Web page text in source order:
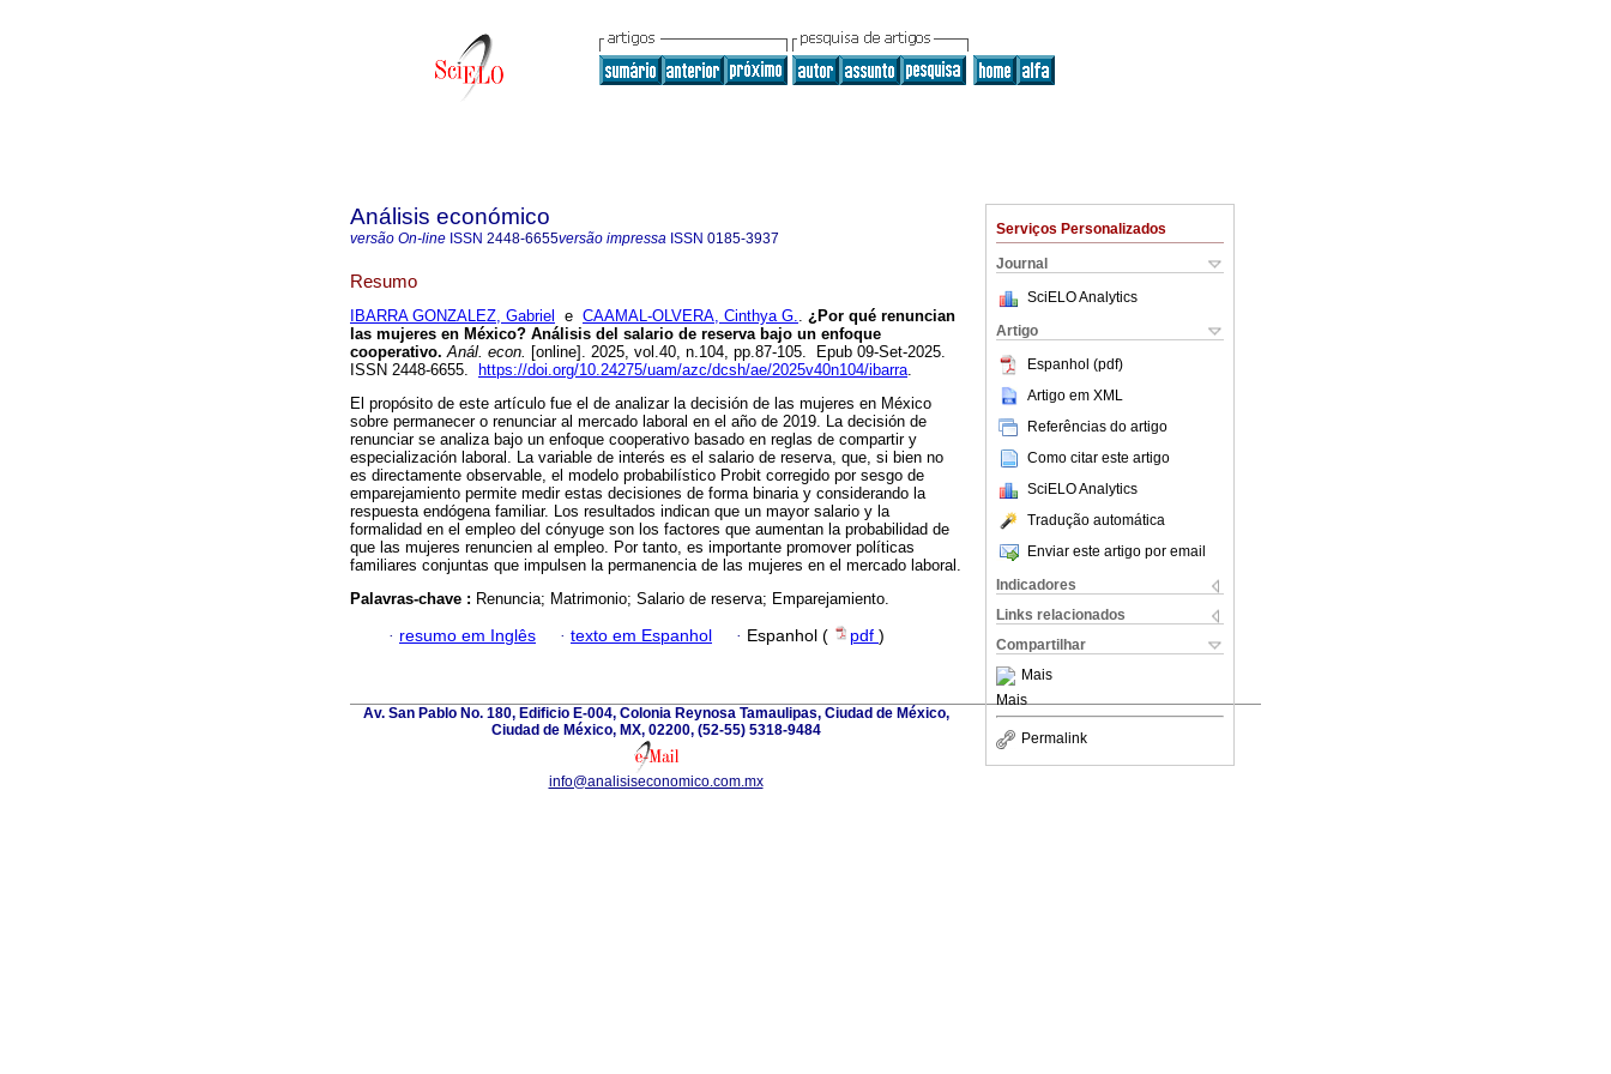
Serviços Personalizados
Journal
SciELO Analytics
Artigo
Espanhol (pdf)
Artigo em XML
Referências do artigo
Como citar este artigo
SciELO Analytics
Tradução automática
Enviar este artigo por email
Indicadores
Links relacionados
Compartilhar
Mais
Mais
Permalink
Análisis económico
versão On-line ISSN 2448-6655versão impressa ISSN 0185-3937
Resumo
IBARRA GONZALEZ, Gabriel e CAAMAL-OLVERA, Cinthya G.. ¿Por qué renuncian
las mujeres en México? Análisis del salario de reserva bajo un enfoque
cooperativo. Anál. econ. [online]. 2025, vol.40, n.104, pp.87-105. Epub 09-Set-2025.
ISSN 2448-6655.
https://doi.org/10.24275/uam/azc/dcsh/ae/2025v40n104/ibarra.
El propósito de este artículo fue el de analizar la decisión de las mujeres en México
sobre permanecer o renunciar al mercado laboral en el año de 2019. La decisión de
renunciar se analiza bajo un enfoque cooperativo basado en reglas de compartir y
especialización laboral. La variable de interés es el salario de reserva, que, si bien no
es directamente observable, el modelo probabilístico Probit corregido por sesgo de
emparejamiento permite medir estas decisiones de forma binaria y considerando la
respuesta endógena familiar. Los resultados indican que un mayor salario y la
formalidad en el empleo del cónyuge son los factores que aumentan la probabilidad de
que las mujeres renuncien al empleo. Por tanto, es importante promover políticas
familiares conjuntas que impulsen la permanencia de las mujeres en el mercado laboral.
Palavras-chave : Renuncia; Matrimonio; Salario de reserva; Emparejamiento.
· resumo em Inglês · texto em Espanhol · Espanhol ( pdf )
Av. San Pablo No. 180, Edificio E-004, Colonia Reynosa Tamaulipas, Ciudad de México,
Ciudad de México, MX, 02200, (52-55) 5318-9484
info@analisiseconomico.com.mx